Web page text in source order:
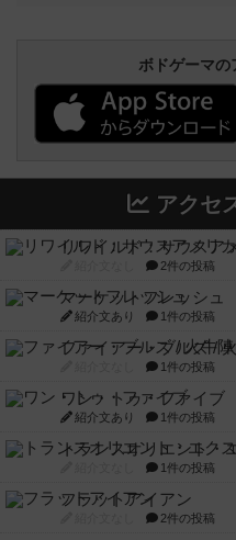
ボドゲーマの
アクセ
リワイルド：サウスア
2件の投稿
マーケットフレッシュ
紹介文あり 1件の投稿
ファイアー・ブルズ /
1件の投稿
ワン・トゥ・ファイブ
紹介文あり 1件の投稿
トランスオリエント・
1件の投稿
フラットアイアン
2件の投稿